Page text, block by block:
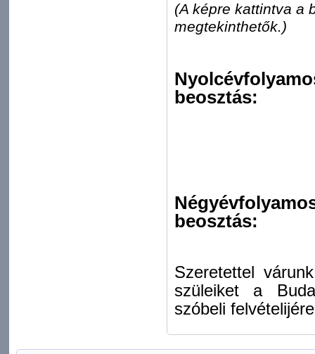
(A képre kattintva a
megtekinthetők.)
beosztás:
beosztás:
Szeretettel
szüleiket a
szóbeli